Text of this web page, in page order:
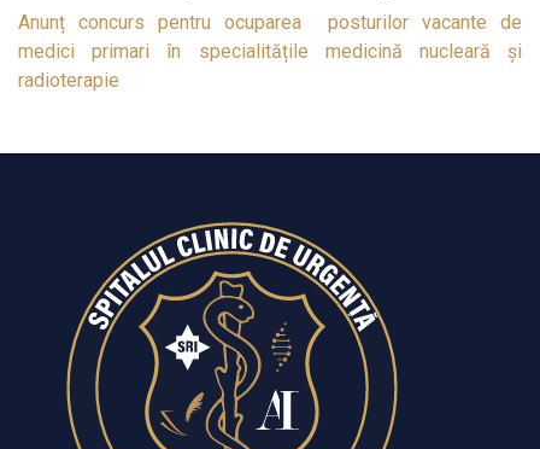
Anunț concurs pentru ocuparea posturilor vacante de
medici primari în specialitățile medicină nucleară și
radioterapie